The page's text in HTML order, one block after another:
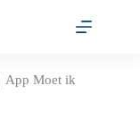
App Moet ik